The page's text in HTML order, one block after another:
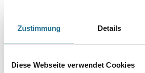
Zustimmung Details
Diese Webseite verwendet Cookies
Farbtonbezeichnung
Länge in centimeter